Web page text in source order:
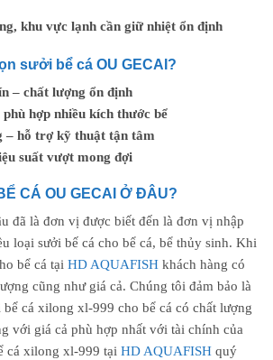
khu vực lạnh cần giữ nhiệt ổn định
sưởi bể cá OU GECAI?
– chất lượng ổn định
hợp nhiều kích thước bể
– hỗ trợ kỹ thuật tận tâm
suất vượt mong đợi
CÁ OU GECAI Ở ĐÂU?
đã là đơn vị được biết đến là đơn vị nhập
loại sưởi bế cá cho bể cá, bể thủy sinh. Khi
bể cá tại HD AQUAFISH khách hàng có
cũng như giá cả. Chúng tôi đảm bảo là
cá xilong xl-999 cho bể cá có chất lượng
với giá cả phù hợp nhất với tài chính của
cá xilong xl-999 tại HD AQUAFISH quý